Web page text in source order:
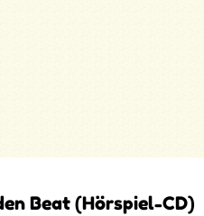
Beat (Hörspiel-CD)